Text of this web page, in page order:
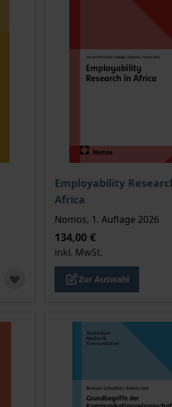
der Produktdetailseite
Employability
Africa
Der Preis dieses Titels
Nomos, 1. Auflage 2026
134,00 €
inkl. MwSt.
Zur Auswahl